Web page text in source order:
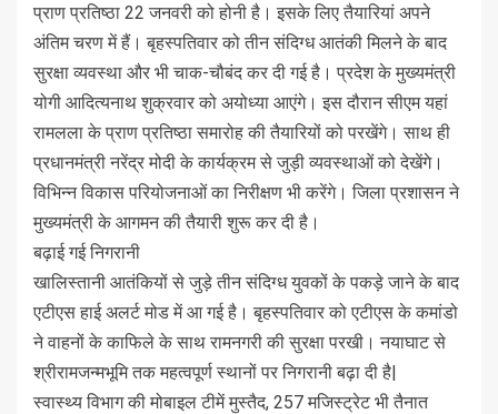
प्राण प्रतिष्ठा 22 जनवरी को होनी है। इसके लिए तैयारियां अपने
अंतिम चरण में हैं। बृहस्पतिवार को तीन संदिग्ध आतंकी मिलने के बाद
सुरक्षा व्यवस्था और भी चाक-चौबंद कर दी गई है। प्रदेश के मुख्यमंत्री
योगी आदित्यनाथ शुक्रवार को अयोध्या आएंगे। इस दौरान सीएम यहां
रामलला के प्राण प्रतिष्ठा समारोह की तैयारियों को परखेंगे। साथ ही
प्रधानमंत्री नरेंद्र मोदी के कार्यक्रम से जुड़ी व्यवस्थाओं को देखेंगे।
विभिन्न विकास परियोजनाओं का निरीक्षण भी करेंगे। जिला प्रशासन ने
मुख्यमंत्री के आगमन की तैयारी शुरू कर दी है।
बढ़ाई गई निगरानी
खालिस्तानी आतंकियों से जुड़े तीन संदिग्ध युवकों के पकड़े जाने के बाद
एटीएस हाई अलर्ट मोड में आ गई है। बृहस्पतिवार को एटीएस के कमांडो
ने वाहनों के काफिले के साथ रामनगरी की सुरक्षा परखी। नयाघाट से
श्रीरामजन्मभूमि तक महत्वपूर्ण स्थानों पर निगरानी बढ़ा दी है|
स्वास्थ्य विभाग की मोबाइल टीमें मुस्तैद, 257 मजिस्ट्रेट भी तैनात